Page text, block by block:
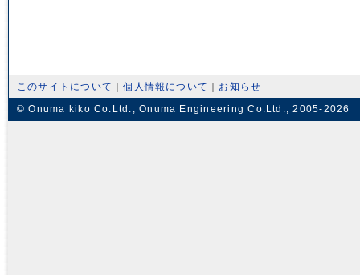
このサイトについて ｜個人情報について
お知らせ
© Onuma kiko Co.Ltd., Onuma Engineering Co.Ltd., 2005-2026